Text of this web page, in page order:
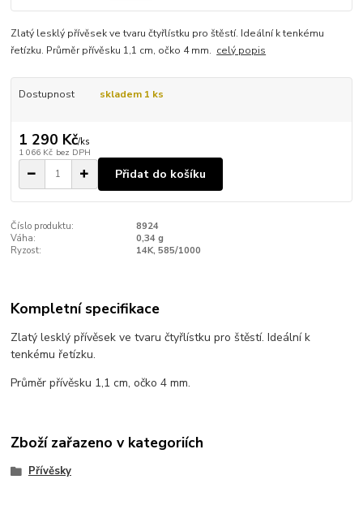
Zlatý lesklý přívěsek ve tvaru čtyřlístku pro štěstí. Ideální k tenkému
řetízku. Průměr přívěsku 1,1 cm, očko 4 mm. celý popis
Dostupnost skladem 1 ks
1 290 Kč/ks
1 066 Kč bez DPH
Přidat do košíku
Číslo produktu:
8924
Váha:
0,34 g
Ryzost:
14K, 585/1000
Kompletní specifikace
Zlatý lesklý přívěsek ve tvaru čtyřlístku pro štěstí. Ideální k
tenkému řetízku.
Průměr přívěsku 1,1 cm, očko 4 mm.
Zboží zařazeno v kategoriích
Přívěsky